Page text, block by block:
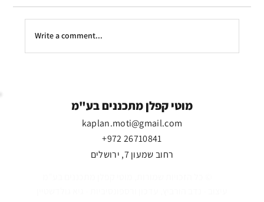
Write a comment...
מוטי קפלן מתכננים בע"מ
kaplan.moti@gmail.com
+972 26710841
רחוב שמעון 7, ירושלים